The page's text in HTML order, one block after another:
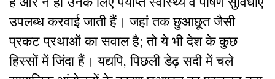
उपलब्ध करवाई जाती हैं। जहां तक छुआछूत जैसी
प्रकट प्रथाओं का सवाल है; तो ये भी देश के कुछ
हिस्सों में जिंदा हैं। यद्यपि, पिछली डेढ़ सदी में चले